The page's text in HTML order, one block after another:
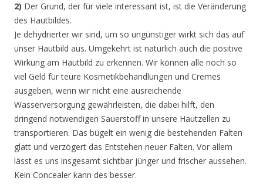
2) Der Grund, der für viele interessant ist, ist die Veränderung
des Hautbildes.
Je dehydrierter wir sind, um so ungünstiger wirkt sich das auf
unser Hautbild aus. Umgekehrt ist natürlich auch die positive
Wirkung am Hautbild zu erkennen. Wir können alle noch so
viel Geld für teure Kosmetikbehandlungen und Cremes
ausgeben, wenn wir nicht eine ausreichende
Wasserversorgung gewährleisten, die dabei hilft, den
dringend notwendigen Sauerstoff in unsere Hautzellen zu
transportieren. Das bügelt ein wenig die bestehenden Falten
glatt und verzögert das Entstehen neuer Falten. Vor allem
lässt es uns insgesamt sichtbar jünger und frischer aussehen.
Kein Concealer kann des besser.